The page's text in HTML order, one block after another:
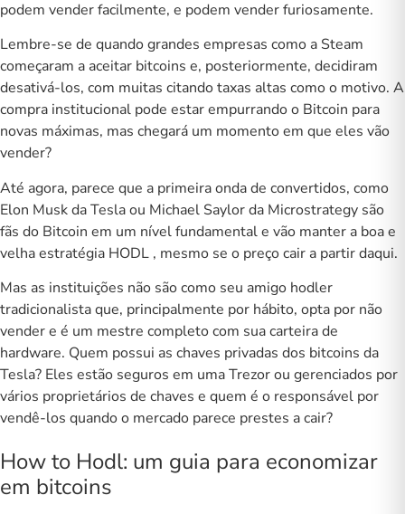
podem vender facilmente, e podem vender furiosamente.
Lembre-se de quando grandes empresas como a Steam
começaram a aceitar bitcoins e, posteriormente, decidiram
desativá-los, com muitas citando taxas altas como o motivo. A
compra institucional pode estar empurrando o Bitcoin para
novas máximas, mas chegará um momento em que eles vão
vender?
Até agora, parece que a primeira onda de convertidos, como
Elon Musk da Tesla ou Michael Saylor da Microstrategy são
fãs do Bitcoin em um nível fundamental e vão manter a boa e
velhaestratégia HODL , mesmo se o preço cair a partir daqui.
Mas as instituições não são como seu amigo hodler
tradicionalista que, principalmente por hábito, opta por não
vender e é um mestre completo com sua carteira de
hardware. Quem possui as chaves privadas dos bitcoins da
Tesla? Eles estão seguros em uma Trezor ou gerenciados por
vários proprietários de chaves e quem é o responsável por
vendê-los quando o mercado parece prestes a cair?
How to Hodl: um guia para economizar
em bitcoins